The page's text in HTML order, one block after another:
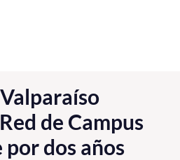
al contenido
e Innovaciónde Campus
dos años